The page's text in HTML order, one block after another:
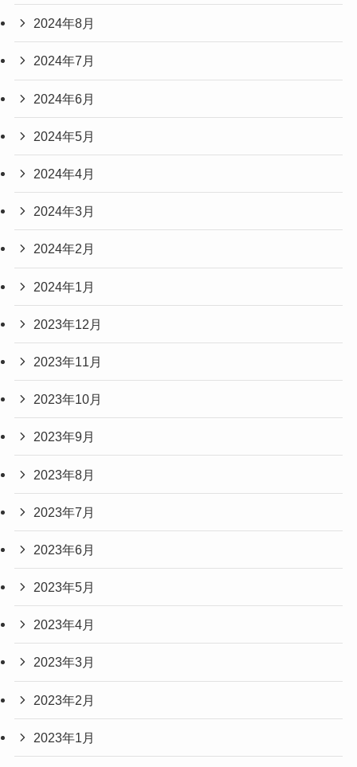
2024年8月
2024年7月
2024年6月
2024年5月
2024年4月
2024年3月
2024年2月
2024年1月
2023年12月
2023年11月
2023年10月
2023年9月
2023年8月
2023年7月
2023年6月
2023年5月
2023年4月
2023年3月
2023年2月
2023年1月